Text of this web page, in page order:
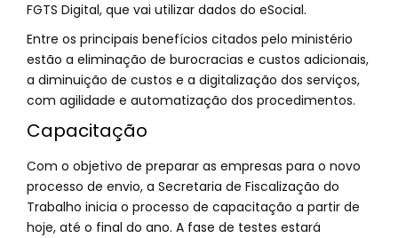
FGTS Digital, que vai utilizar dados do eSocial.
Entre os principais benefícios citados pelo ministério
estão a eliminação de burocracias e custos adicionais,
a diminuição de custos e a digitalização dos serviços,
com agilidade e automatização dos procedimentos.
Capacitação
Com o objetivo de preparar as empresas para o novo
processo de envio, a Secretaria de Fiscalização do
Trabalho inicia o processo de capacitação a partir de
hoje, até o final do ano. A fase de testes estará